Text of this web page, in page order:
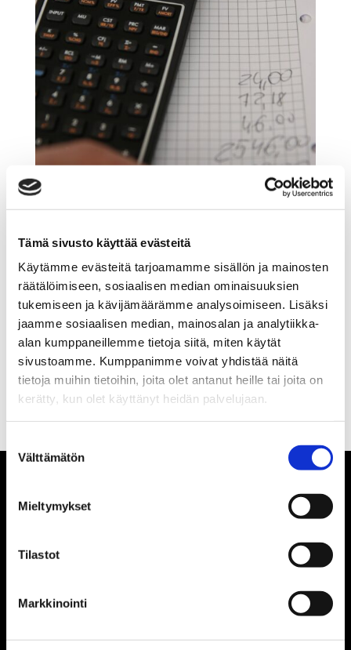
Tämä sivusto käyttää evästeitä
Käytämme evästeitä tarjoamamme sisällön ja mainosten
räätälöimiseen, sosiaalisen median ominaisuuksien
tukemiseen ja kävijämäärämme analysoimiseen. Lisäksi
jaamme sosiaalisen median, mainosalan ja analytiikka-
alan kumppaneillemme tietoja siitä, miten käytät
sivustoamme. Kumppanimme voivat yhdistää näitä
tietoja muihin tietoihin, joita olet antanut heille tai joita on
kerätty, kun olet käyttänyt heidän palvelujaan.
valinta
Välttämätön
Mieltymykset
Tilastot
Markkinointi
raja 2025
mennessäResaco|joulu 18, 2024 |Yleinen
Vuosi 2025 tuo mukanaan merkittäviä muutoksia
Suomen arvonlisäverotukseen, kun EU:n
pienyritysdirektiivin (EU 2020/285) muutokset astuvat
voimaan. Näillä muutoksilla pyritään harmonisoimaan
ja yksinkertaistamaan arvonlisäverosääntöjä EU-
alueella erityisesti...